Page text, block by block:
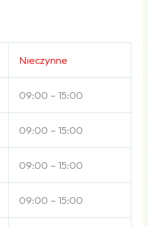
Nieczynne
09:00 – 15:00
09:00 – 15:00
09:00 – 15:00
09:00 – 15:00